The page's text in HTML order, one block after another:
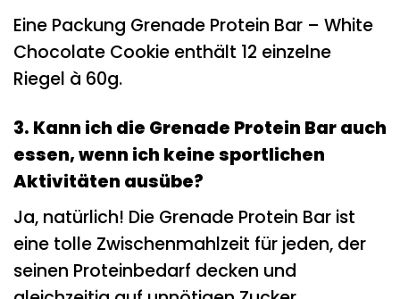
Eine Packung Grenade Protein Bar – White
Chocolate Cookie enthält 12 einzelne
Riegel à 60g.
3. Kann ich die Grenade Protein Bar auch
essen, wenn ich keine sportlichen
Aktivitäten ausübe?
Ja, natürlich! Die Grenade Protein Bar ist
eine tolle Zwischenmahlzeit für jeden, der
seinen Proteinbedarf decken und